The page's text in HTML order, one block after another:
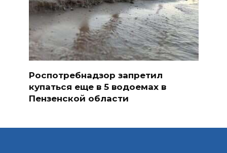
Роспотребнадзор запретил
купаться еще в 5 водоемах в
Пензенской области